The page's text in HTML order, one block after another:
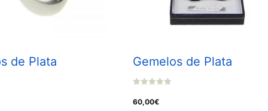
de Plata Gemelos de Plata
o
u
60,00€